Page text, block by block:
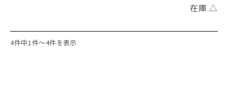
在庫 △
4件中1件～4件を表示